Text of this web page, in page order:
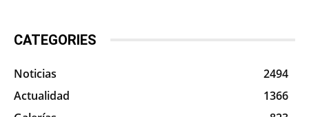
CATEGORIES
Noticias
2494
Actualidad
1366